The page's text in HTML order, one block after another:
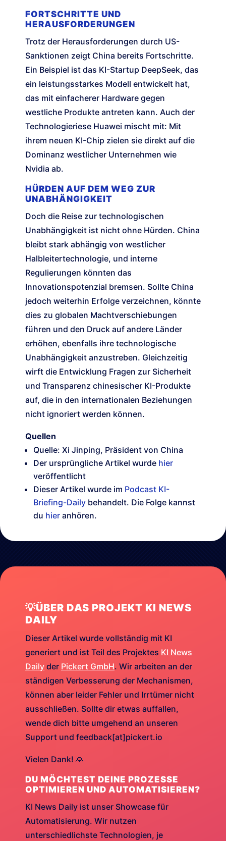
FORTSCHRITTE UND
HERAUSFORDERUNGEN
Trotz der Herausforderungen durch US-
Sanktionen zeigt China bereits Fortschritte.
Ein Beispiel ist das KI-Startup DeepSeek, das
ein leistungsstarkes Modell entwickelt hat,
das mit einfacherer Hardware gegen
westliche Produkte antreten kann. Auch der
Technologieriese Huawei mischt mit: Mit
ihrem neuen KI-Chip zielen sie direkt auf die
Dominanz westlicher Unternehmen wie
Nvidia ab.
HÜRDEN AUF DEM WEG ZUR
UNABHÄNGIGKEIT
Doch die Reise zur technologischen
Unabhängigkeit ist nicht ohne Hürden. China
bleibt stark abhängig von westlicher
Halbleitertechnologie, und interne
Regulierungen könnten das
Innovationspotenzial bremsen. Sollte China
jedoch weiterhin Erfolge verzeichnen, könnte
dies zu globalen Machtverschiebungen
führen und den Druck auf andere Länder
erhöhen, ebenfalls ihre technologische
Unabhängigkeit anzustreben. Gleichzeitig
wirft die Entwicklung Fragen zur Sicherheit
und Transparenz chinesischer KI-Produkte
auf, die in den internationalen Beziehungen
nicht ignoriert werden können.
Quellen
Quelle: Xi Jinping, Präsident von China
Der ursprüngliche Artikel wurde hier
veröffentlicht
Dieser Artikel wurde im Podcast KI-
Briefing-Daily behandelt. Die Folge kannst
du hier anhören.
💡ÜBER DAS PROJEKT KI NEWS
DAILY
Dieser Artikel wurde vollständig mit KI
generiert und ist Teil des Projektes KI News
Daily der Pickert GmbH. Wir arbeiten an der
ständigen Verbesserung der Mechanismen,
können aber leider Fehler und Irrtümer nicht
ausschließen. Sollte dir etwas auffallen,
wende dich bitte umgehend an unseren
Support und feedback[at]pickert.io
Vielen Dank! 🙏
DU MÖCHTEST DEINE PROZESSE
OPTIMIEREN UND AUTOMATISIEREN?
KI News Daily ist unser Showcase für
Automatisierung. Wir nutzen
unterschiedlichste Technologien, je